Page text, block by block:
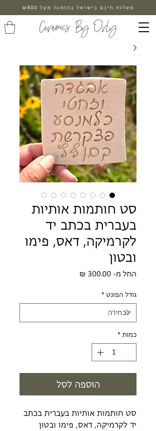
משלוח חינם בישראל בהזמנה מעל ₪600
Ceramics By Orly
סט חותמות אותיות
בעברית בכתב יד
לקרמיקה, דאס, פימו
ובטון
החל מ- 300.00 ₪
גודל הפונט *
כמות *
הוספה לסל
סט חותמות אותיות בעברית בכתב
יד לקרמיקה, דאס, פימו ובטון